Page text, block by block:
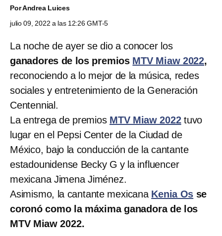
PorAndrea Luices
julio 09, 2022 a las 12:26 GMT-5
La noche de ayer se dio a conocer los
ganadores de los premios MTV Miaw 2022,
reconociendo a lo mejor de la música, redes
sociales y entretenimiento de la Generación
Centennial.
La entrega de premios MTV Miaw 2022 tuvo
lugar en el Pepsi Center de la Ciudad de
México, bajo la conducción de la cantante
estadounidense Becky G y la influencer
mexicana Jimena Jiménez.
Asimismo, la cantante mexicana Kenia Os se
coronó como la máxima ganadora de los
MTV Miaw 2022.